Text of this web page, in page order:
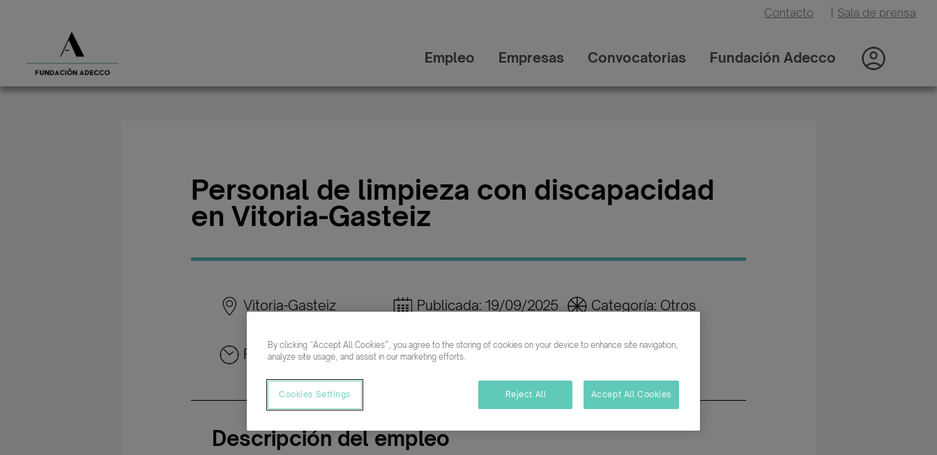
Contacto Sala de prensa
Empleo Empresas Convocatorias Fundación Adecco
Personal de limpieza con discapacidad
en Vitoria-Gasteiz
Vitoria-Gasteiz Publicada: 19/09/2025 Categoría: Otros
Parcial rotativo
Descripción del empleo
By clicking “Accept All Cookies”, you agree to the storing of cookies on your device to enhance site navigation,
analyze site usage, and assist in our marketing efforts.
Cookies Settings Reject All Accept All Cookies